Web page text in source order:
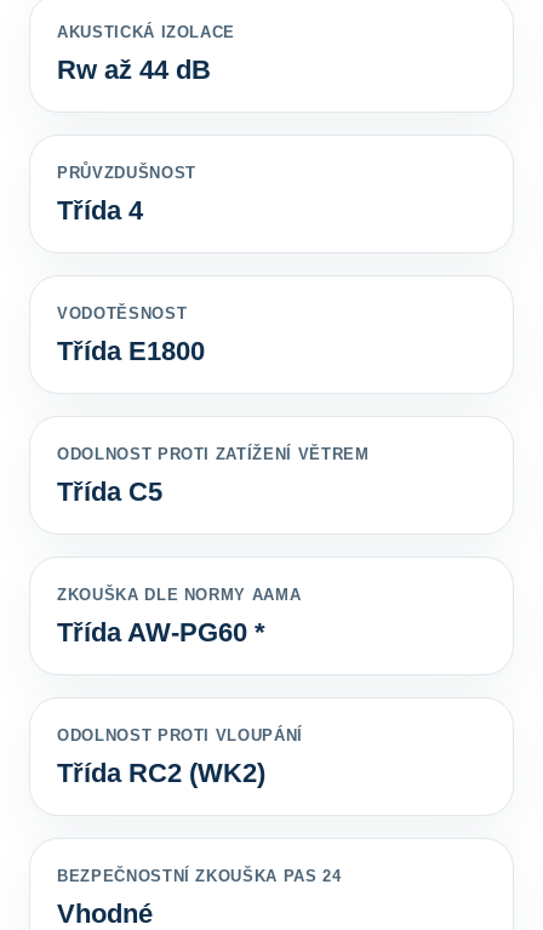
AKUSTICKÁ IZOLACE
Rw až 44 dB
PRŮVZDUŠNOST
Třída 4
VODOTĚSNOST
Třída E1800
ODOLNOST PROTI ZATÍŽENÍ VĚTREM
Třída C5
ZKOUŠKA DLE NORMY AAMA
Třída AW-PG60 *
ODOLNOST PROTI VLOUPÁNÍ
Třída RC2 (WK2)
BEZPEČNOSTNÍ ZKOUŠKA PAS 24
Vhodné